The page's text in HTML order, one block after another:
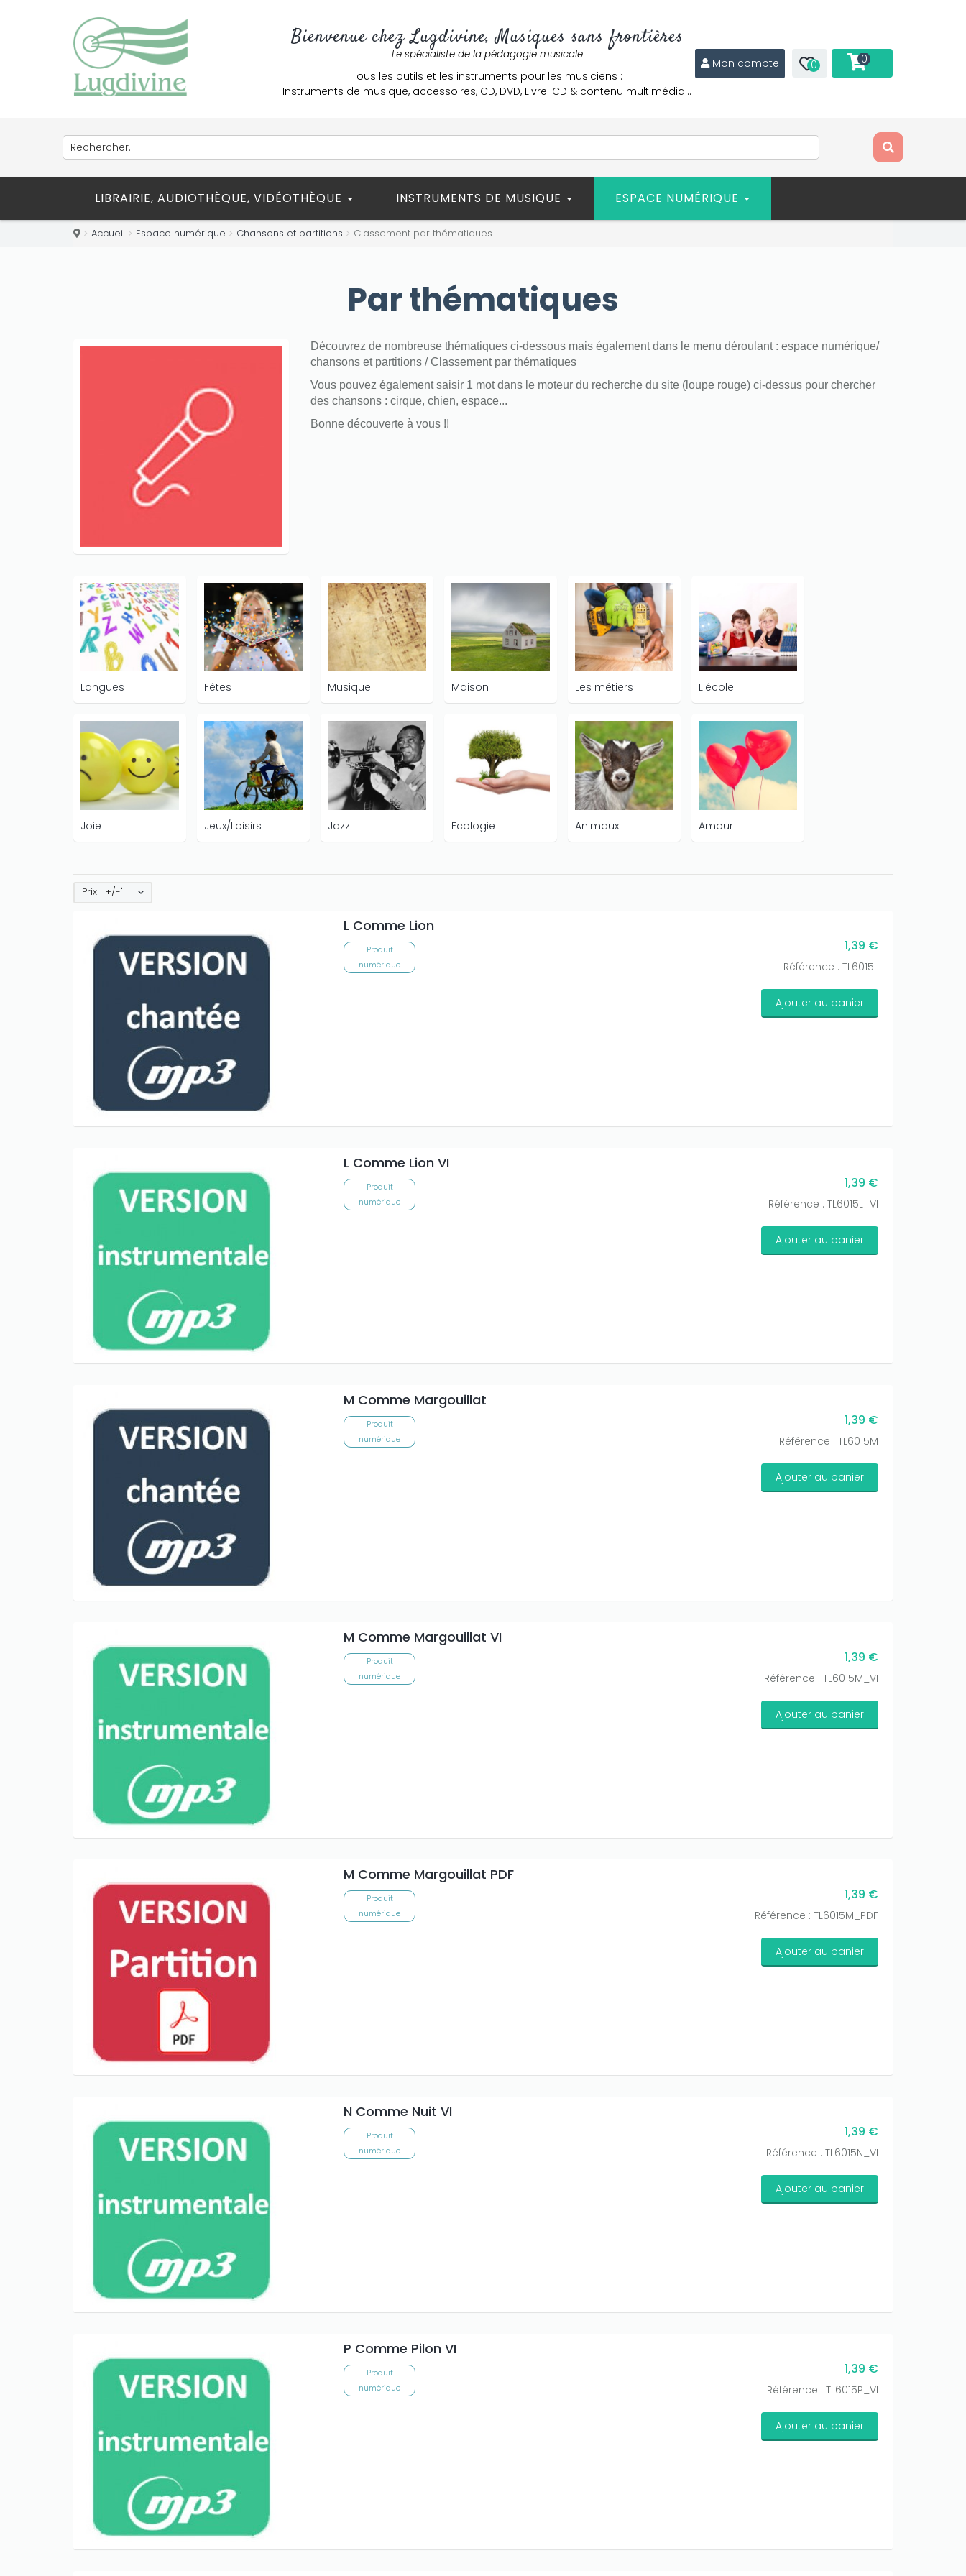
Bienvenue chez Lugdivine, Musiques sans frontières
Le spécialiste de la pédagogie musicale
Tous les outils et les instruments pour les musiciens :
Instruments de musique, accessoires, CD, DVD, Livre-CD & contenu multimédia…
Mon compte 0 0
LIBRAIRIE, AUDIOTHÈQUE, VIDÉOTHÈQUE INSTRUMENTS DE MUSIQUE ESPACE NUMÉRIQUE
Accueil Espace numérique Chansons et partitions Classement par thématiques
Par thématiques
Découvrez de nombreuse thématiques ci-dessous mais également dans le menu déroulant : espace numérique/
chansons et partitions / Classement par thématiques
Vous pouvez également saisir 1 mot dans le moteur du recherche du site (loupe rouge) ci-dessus pour chercher
des chansons : cirque, chien, espace...
Bonne découverte à vous !!
Langues Fêtes Musique Maison Les métiers L'école
Joie Jeux/Loisirs Jazz Ecologie Animaux Amour
Prix ' +/-'
L Comme Lion
Produit
numérique
1,39 €
Référence : TL6015L
Ajouter au panier
L Comme Lion VI
Produit
numérique
1,39 €
Référence : TL6015L_VI
Ajouter au panier
M Comme Margouillat
Produit
numérique
1,39 €
Référence : TL6015M
Ajouter au panier
M Comme Margouillat VI
Produit
numérique
1,39 €
Référence : TL6015M_VI
Ajouter au panier
M Comme Margouillat PDF
Produit
numérique
1,39 €
Référence : TL6015M_PDF
Ajouter au panier
N Comme Nuit VI
Produit
numérique
1,39 €
Référence : TL6015N_VI
Ajouter au panier
P Comme Pilon VI
Produit
numérique
1,39 €
Référence : TL6015P_VI
Ajouter au panier